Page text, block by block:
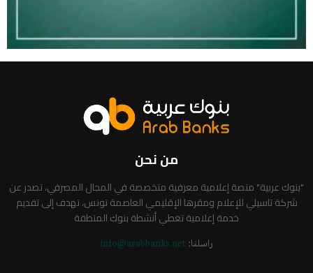
من نحن
"بنوك عربية" منصة إعلامية معرفية متخصصة في المجال المصرفي، تصدر عن
شركة تاسيلي للإعلام ومقرها الإقليمي العاصمة تونس، تهدف إلى تقديم
خدمة إعلامية تغطي أنشطة بنوك المنطقة
راسلنا: info@arabbanks.net